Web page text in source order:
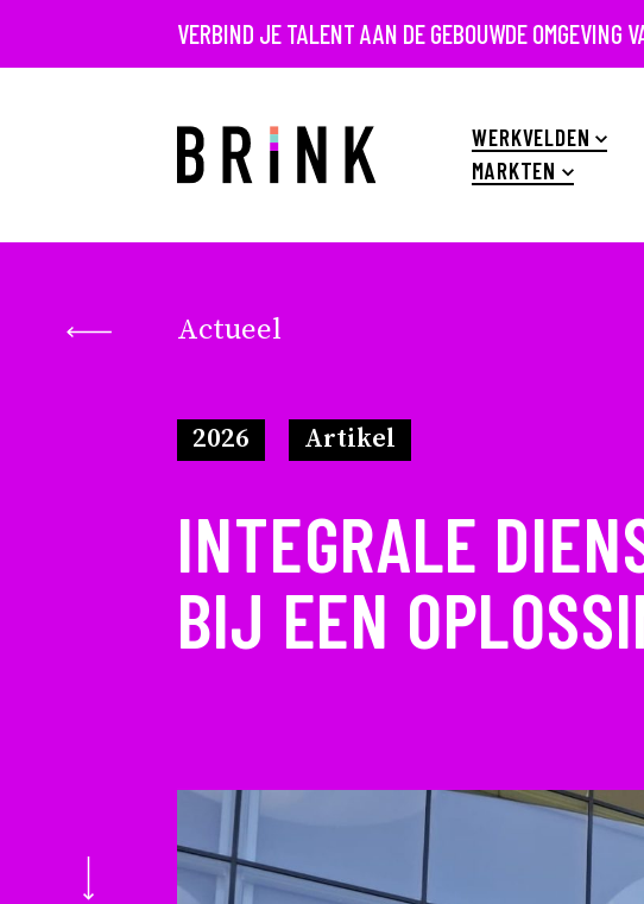
VERBIND JE TALENT AAN DE GEBOUWDE OMGEVING
WERKVELDEN
MARKTEN
Actueel
2026 Artikel
INTEGRALE
BIJ EEN